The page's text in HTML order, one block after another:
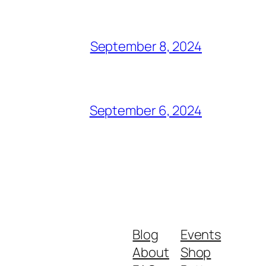
September 8, 2024
September 6, 2024
Blog
About
Events
Shop